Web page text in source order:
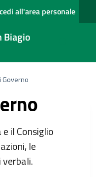
all'area personale
Biagio
Governo
il Consiglio
le